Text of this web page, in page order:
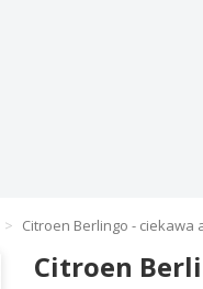
Citroen Berlingo - ciekawa
Citroen